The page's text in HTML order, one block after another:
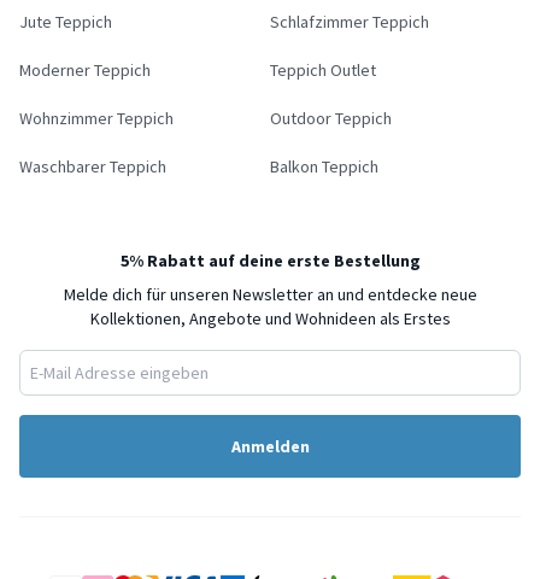
Jute Teppich Schlafzimmer Teppich
Moderner Teppich Teppich Outlet
Wohnzimmer Teppich Outdoor Teppich
Waschbarer Teppich Balkon Teppich
5% Rabatt auf deine erste Bestellung
Melde dich für unseren Newsletter an und entdecke neue
Kollektionen, Angebote und Wohnideen als Erstes
Anmelden